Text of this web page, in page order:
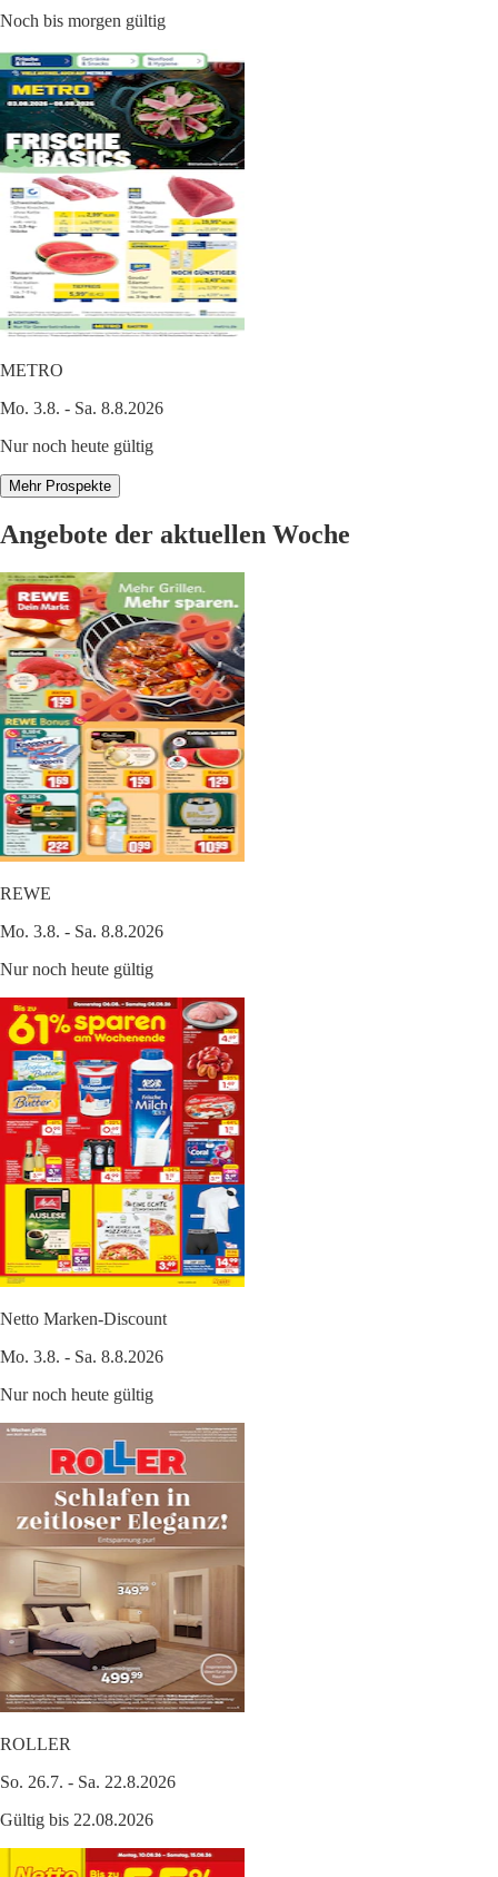
Noch bis morgen gültig
METRO
Mo. 3.8. - Sa. 8.8.2026
Nur noch heute gültig
Mehr Prospekte
Angebote der aktuellen Woche
REWE
Mo. 3.8. - Sa. 8.8.2026
Nur noch heute gültig
Netto Marken-Discount
Mo. 3.8. - Sa. 8.8.2026
Nur noch heute gültig
ROLLER
So. 26.7. - Sa. 22.8.2026
Gültig bis 22.08.2026